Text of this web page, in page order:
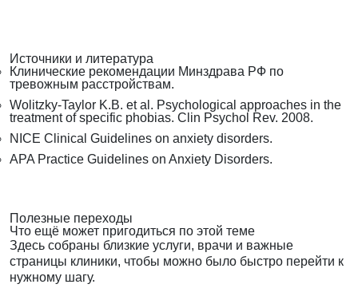
Источники и литература
Клинические рекомендации Минздрава РФ по
тревожным расстройствам.
Wolitzky-Taylor K.B. et al. Psychological approaches in the
treatment of specific phobias. Clin Psychol Rev. 2008.
NICE Clinical Guidelines on anxiety disorders.
APA Practice Guidelines on Anxiety Disorders.
Полезные переходы
Что ещё может пригодиться по этой теме
Здесь собраны близкие услуги, врачи и важные
страницы клиники, чтобы можно было быстро перейти к
нужному шагу.